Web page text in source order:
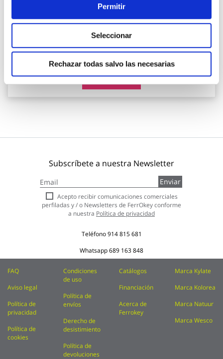
Permitir
Seleccionar
Rechazar todas salvo las necesarias
Cierrapuerta dc120 brazo retenedor fuerza 3 negro tesa
Tesa
42,25 €
Subscríbete a nuestra Newsletter
a
nuestro
boletín
de
Enviar
Acepto recibir comunicaciones comerciales
perfiladas y / o Newsletters de FerrOkey conforme
a nuestra Política de privacidad
Teléfono914 815 681
Whatsapp689 163 848
FAQ
Aviso legal
Política de
privacidad
Política de
cookies
Condiciones
de uso
Política de
envíos
Derecho de
desistimiento
Política de
devoluciones
Catálogos
Financiación
Acerca de
Ferrokey
Marca Kylate
Marca Kolorea
Marca Natuur
Marca Wesco